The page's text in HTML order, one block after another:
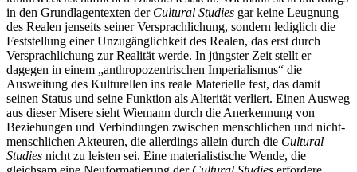
in den Grundlagentexten der Cultural Studies gar keine Leugnung
des Realen jenseits seiner Versprachlichung, sondern lediglich die
Feststellung einer Unzugänglichkeit des Realen, das erst durch
Versprachlichung zur Realität werde. In jüngster Zeit stellt er
dagegen in einem „anthropozentrischen Imperialismus“ die
Ausweitung des Kulturellen ins reale Materielle fest, das damit
seinen Status und seine Funktion als Alterität verliert. Einen Ausweg
aus dieser Misere sieht Wiemann durch die Anerkennung von
Beziehungen und Verbindungen zwischen menschlichen und nicht-
menschlichen Akteuren, die allerdings allein durch die Cultural
Studies nicht zu leisten sei. Eine materialistische Wende, die